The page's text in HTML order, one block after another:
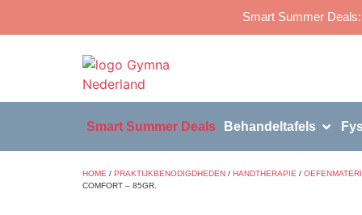
Smart Summer
Smart Summer Deals Behandeltafels
HOME / PRAKTIJKBENODIGDHEDEN / HANDTHERAPIE /
COMFORT – 85GR.